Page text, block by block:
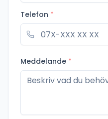
Telefon *
Meddelande *